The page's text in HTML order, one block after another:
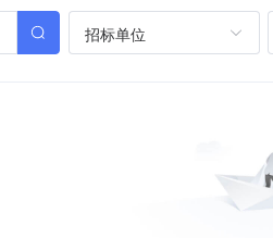
招标单位